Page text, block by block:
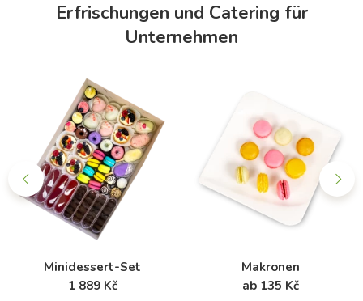
Erfrischungen und Catering für
Unternehmen
Minidessert-Set
1 889 Kč
Makronen
ab 135 Kč